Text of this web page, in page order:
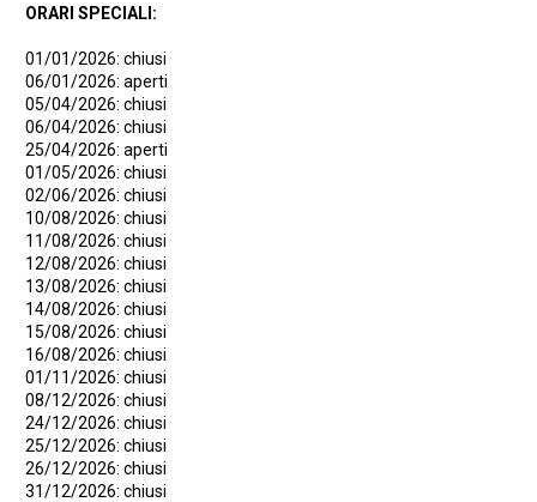
ORARI SPECIALI:
01/01/2026: chiusi
06/01/2026: aperti
05/04/2026: chiusi
06/04/2026: chiusi
25/04/2026: aperti
01/05/2026: chiusi
02/06/2026: chiusi
10/08/2026: chiusi
11/08/2026: chiusi
12/08/2026: chiusi
13/08/2026: chiusi
14/08/2026: chiusi
15/08/2026: chiusi
16/08/2026: chiusi
01/11/2026: chiusi
08/12/2026: chiusi
24/12/2026: chiusi
25/12/2026: chiusi
26/12/2026: chiusi
31/12/2026: chiusi